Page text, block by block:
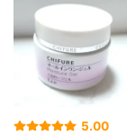
5.00